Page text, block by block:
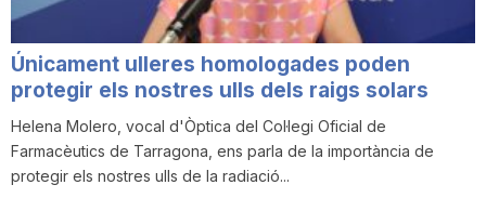
Únicament ulleres homologades poden
protegir els nostres ulls dels raigs solars
Helena Molero, vocal d'Òptica del Col·legi Oficial de
Farmacèutics de Tarragona, ens parla de la importància de
protegir els nostres ulls de la radiació...